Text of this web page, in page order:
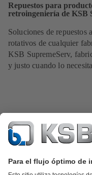
Repuestos para
retroingeniería de KSB
Soluciones de repuestos
rotativos de cualquier
KSB SupremeServ,
y justo cuando lo